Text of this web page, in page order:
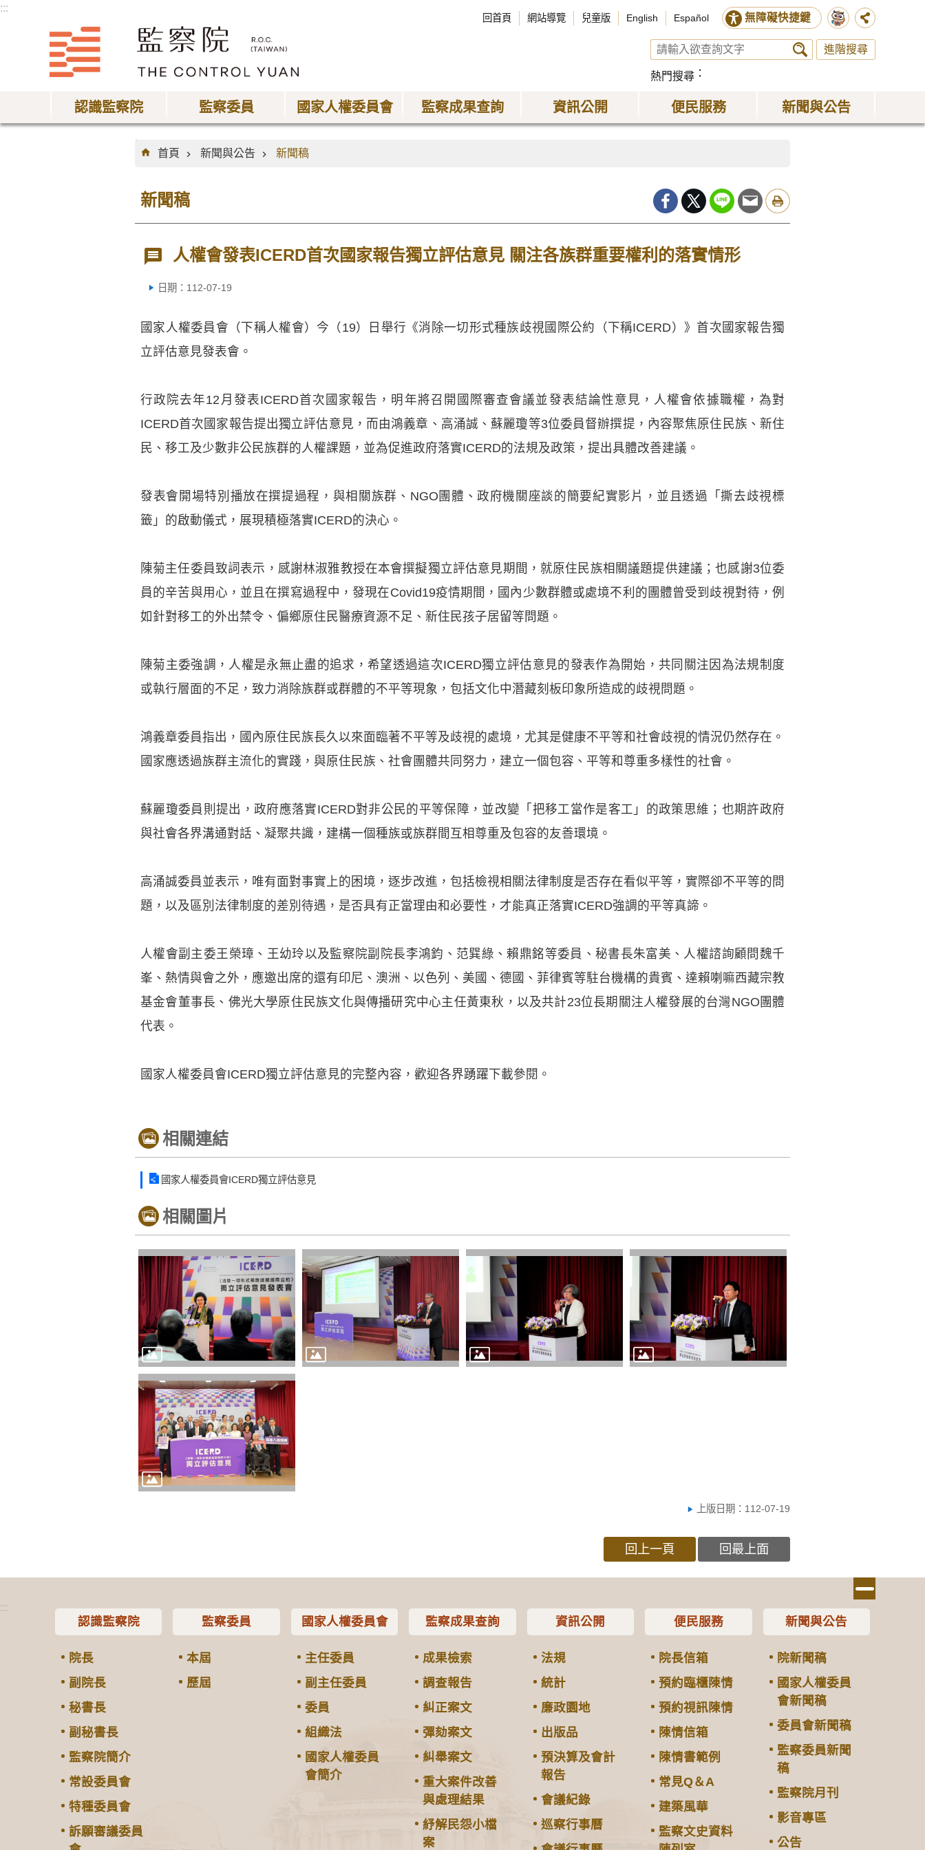
:::
回首頁 網站導覽 兒童版 English Español 無障礙快捷鍵
進階搜尋
熱門搜尋
認識監察院 監察委員 國家人權委員會 監察成果查詢 資訊公開 便民服務 新聞與公告
:::
首頁
新聞與公告 新聞稿
新聞稿
人權會發表ICERD首次國家報告獨立評估意見 關注各族群重要權利的落實情形
日期：112-07-19
國家人權委員會（下稱人權會）今（19）日舉行《消除一切形式種族歧視國際公約（下稱ICERD）》首次國家報告獨
立評估意見發表會。
行政院去年12月發表ICERD首次國家報告，明年將召開國際審查會議並發表結論性意見，人權會依據職權，為對
ICERD首次國家報告提出獨立評估意見，而由鴻義章、高涌誠、蘇麗瓊等3位委員督辦撰提，內容聚焦原住民族、新住
民、移工及少數非公民族群的人權課題，並為促進政府落實ICERD的法規及政策，提出具體改善建議。
發表會開場特別播放在撰提過程，與相關族群、NGO團體、政府機關座談的簡要紀實影片，並且透過「撕去歧視標
籤」的啟動儀式，展現積極落實ICERD的決心。
陳菊主任委員致詞表示，感謝林淑雅教授在本會撰擬獨立評估意見期間，就原住民族相關議題提供建議；也感謝3位委
員的辛苦與用心，並且在撰寫過程中，發現在Covid19疫情期間，國內少數群體或處境不利的團體曾受到歧視對待，例
如針對移工的外出禁令、偏鄉原住民醫療資源不足、新住民孩子居留等問題。
陳菊主委強調，人權是永無止盡的追求，希望透過這次ICERD獨立評估意見的發表作為開始，共同關注因為法規制度
或執行層面的不足，致力消除族群或群體的不平等現象，包括文化中潛藏刻板印象所造成的歧視問題。
鴻義章委員指出，國內原住民族長久以來面臨著不平等及歧視的處境，尤其是健康不平等和社會歧視的情況仍然存在。
國家應透過族群主流化的實踐，與原住民族、社會團體共同努力，建立一個包容、平等和尊重多樣性的社會。
蘇麗瓊委員則提出，政府應落實ICERD對非公民的平等保障，並改變「把移工當作是客工」的政策思維；也期許政府
與社會各界溝通對話、凝聚共識，建構一個種族或族群間互相尊重及包容的友善環境。
高涌誠委員並表示，唯有面對事實上的困境，逐步改進，包括檢視相關法律制度是否存在看似平等，實際卻不平等的問
題，以及區別法律制度的差別待遇，是否具有正當理由和必要性，才能真正落實ICERD強調的平等真諦。
人權會副主委王榮璋、王幼玲以及監察院副院長李鴻鈞、范巽綠、賴鼎銘等委員、秘書長朱富美、人權諮詢顧問魏千
峯、熱情與會之外，應邀出席的還有印尼、澳洲、以色列、美國、德國、菲律賓等駐台機構的貴賓、達賴喇嘛西藏宗教
基金會董事長、佛光大學原住民族文化與傳播研究中心主任黃東秋，以及共計23位長期關注人權發展的台灣NGO團體
代表。
國家人權委員會ICERD獨立評估意見的完整內容，歡迎各界踴躍下載參閱。
相關連結
國家人權委員會ICERD獨立評估意見
相關圖片
上版日期：112-07-19
回上一頁 回最上面
:::
認識監察院
院長
副院長
秘書長
副秘書長
監察院簡介
常設委員會
特種委員會
訴願審議委員
監察委員
本屆
歷屆
國家人權委員會
主任委員
副主任委員
委員
組織法
國家人權委員
會簡介
監察成果查詢
成果檢索
調查報告
糾正案文
彈劾案文
糾舉案文
重大案件改善
與處理結果
紓解民怨小檔
案
資訊公開
法規
統計
廉政園地
出版品
預決算及會計
報告
會議紀錄
巡察行事曆
便民服務
院長信箱
預約臨櫃陳情
預約視訊陳情
陳情信箱
陳情書範例
常見Q＆A
建築風華
監察文史資料
新聞與公告
院新聞稿
國家人權委員
會新聞稿
委員會新聞稿
監察委員新聞
稿
監察院月刊
影音專區
公告